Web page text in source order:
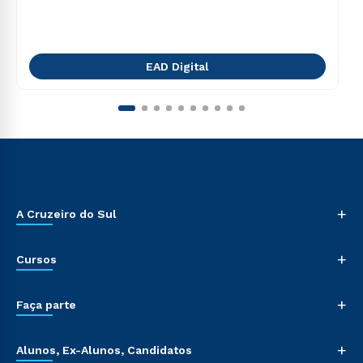
EAD Digital
A Cruzeiro do Sul +
Cursos +
Faça parte +
Alunos, Ex-Alunos, Candidatos +